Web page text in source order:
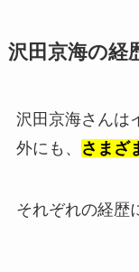
沢田京海の経
沢田京海さんは
外にも、
さまざ
それぞれの経歴